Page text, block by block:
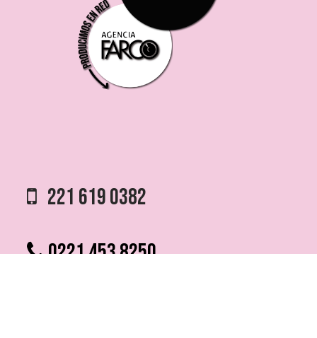
221 619 0382
0221 453 8250